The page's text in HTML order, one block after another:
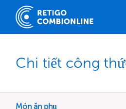
Chi tiết công
Món ăn phụ